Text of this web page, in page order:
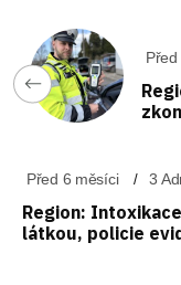
Před 6 měsíci 3
Region:
látkou, policie